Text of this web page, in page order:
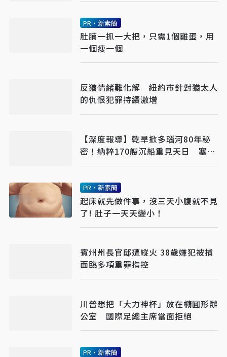
PR・新素簡
肚腩一抓一大把，只需1個雞蛋，用
一個瘦一個
反猶情緒難化解 紐約市針對猶太人
的仇恨犯罪持續激增
【深度報導】乾旱掀多瑙河80年秘
密！納粹170艘沉船重見天日 塞爾
維亞砸數億清障救航運命脈
PR・新素簡
起床就先做件事，沒三天小腹就不見
了! 肚子一天天變小！
賓州州長官邸遭縱火 38歲嫌犯被捕
面臨多項重罪指控
川普想把「大力神杯」放在橢圓形辦
公室 國際足總主席當面拒絕
PR・新素簡